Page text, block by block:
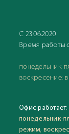
С 23.06.2020
Время работы
понедельник-
воскресение:
Офис работает:
понедельник-
режим,